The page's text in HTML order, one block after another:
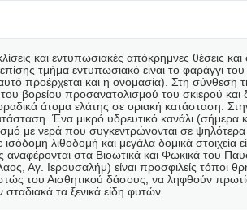
και εντυπωσιακές απόκρημνες θέσεις
τμήμα εντυπωσιακό είναι το φαράγγι
προέρχεται και η ονομασία). Στη σύνθεση
προσανατολισμού του σκιερού και
άτομα ελάτης σε οριακή κατάσταση.
Ένα μικρό υδρευτικό κανάλι (σήμερα
με νερά που συγκεντρώνονται σε
λιθοδομή και μεγάλα δομικά στοιχεία
αναφέρονται στα Βιοωτικά και Φωκικά του
Αγ. Ιερουσαλήμ) είναι προσφιλείς τόποι
του Αισθητικού δάσους, να ληφθούν
τα ξενικά είδη φυτών.